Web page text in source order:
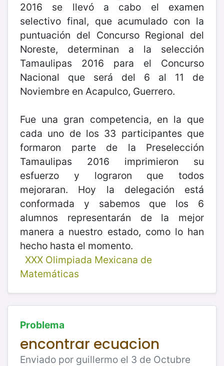
2016 se llevó a cabo el examen
selectivo final, que acumulado con la
puntuación del Concurso Regional del
Noreste, determinan a la selección
Tamaulipas 2016 para el Concurso
Nacional que será del 6 al 11 de
Noviembre en Acapulco, Guerrero.
Fue una gran competencia, en la que
cada uno de los 33 participantes que
formaron parte de la Preselección
Tamaulipas 2016 imprimieron su
esfuerzo y lograron que todos
mejoraran. Hoy la delegación está
conformada y sabemos que los 6
alumnos representarán de la mejor
manera a nuestro estado, como lo han
hecho hasta el momento.
XXX Olimpiada Mexicana de
Matemáticas
Problema
encontrar ecuacion
Enviado por guillermo el 3 de Octubre